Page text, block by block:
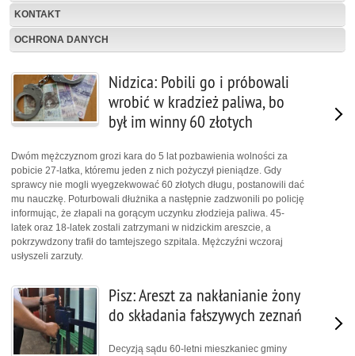
KONTAKT
OCHRONA DANYCH
Nidzica: Pobili go i próbowali
wrobić w kradzież paliwa, bo
był im winny 60 złotych
Dwóm mężczyznom grozi kara do 5 lat pozbawienia wolności za
pobicie 27-latka, któremu jeden z nich pożyczył pieniądze. Gdy
sprawcy nie mogli wyegzekwować 60 złotych długu, postanowili dać
mu nauczkę. Poturbowali dłużnika a następnie zadzwonili po policję
informując, że złapali na gorącym uczynku złodzieja paliwa. 45-
latek oraz 18-latek zostali zatrzymani w nidzickim areszcie, a
pokrzywdzony trafił do tamtejszego szpitala. Mężczyźni wczoraj
usłyszeli zarzuty.
Pisz: Areszt za nakłanianie żony
do składania fałszywych zeznań
Decyzją sądu 60-letni mieszkaniec gminy